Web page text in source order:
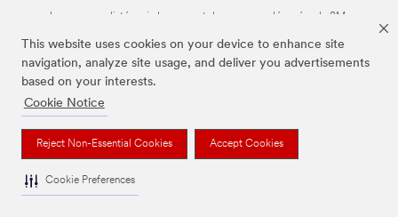
This website uses cookies on your device to enhance site
navigation, analyze site usage, and deliver you advertisements
based on your interests.
Cookie Notice
Reject Non-Essential Cookies Accept Cookies
Cookie Preferences
Les marques listées ci-dessus sont des marques déposées de 3M.